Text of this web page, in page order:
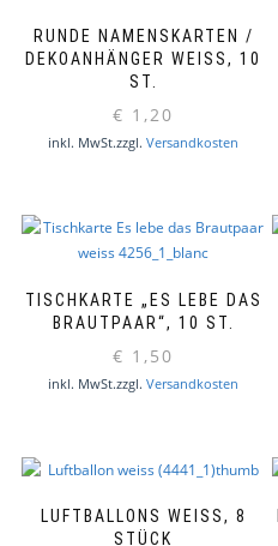
RUNDE NAMENSKARTEN /
DEKOANHÄNGER WEISS, 10 S
T.
€ 1,20
inkl. MwSt.zzgl. Versandkosten
TISCHKARTE „ES LEBE DAS
BRAUTPAAR“, 10 ST.
€ 1,50
inkl. MwSt.zzgl. Versandkosten
LUFTBALLONS WEISS, 8 S
TÜCK